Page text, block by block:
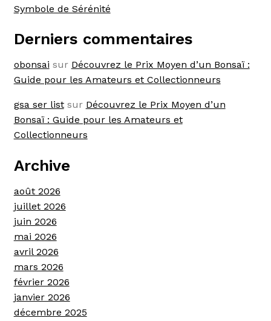
Symbole de Sérénité
Derniers commentaires
obonsai sur Découvrez le Prix Moyen d’un Bonsaï :
Guide pour les Amateurs et Collectionneurs
gsa ser listsur Découvrez le Prix Moyen d’un
Bonsaï : Guide pour les Amateurs et
Collectionneurs
Archive
août 2026
juillet 2026
juin 2026
mai 2026
avril 2026
mars 2026
février 2026
janvier 2026
décembre 2025